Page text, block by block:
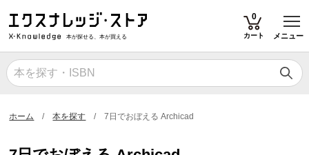
本が探せる、本が買える
0
カート メニュー
ホーム 本を探す 7日でおぼえる Archicad